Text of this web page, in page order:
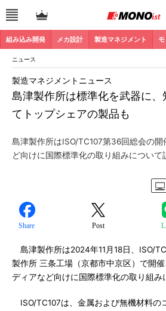
組み込み開発 メカ設計 製造マネジメント
ニュース
島津製作所は標準化を武器に
てトップシェアの製品も
製造マネジメントニュース
島津製作所はISO/TC107第36回総会の
ど向けに国際標準化の取り組みについて
Share Post
島津製作所は2024年11月18日、ISO/
製作所 三条工場（京都市中京区）で開
ディアなど向けに国際標準化の取り組み
ISO/TC107は、金属および無機材料の